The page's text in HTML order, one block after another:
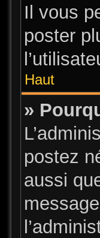
Il vous
poster
Haut
»
postez
aussi